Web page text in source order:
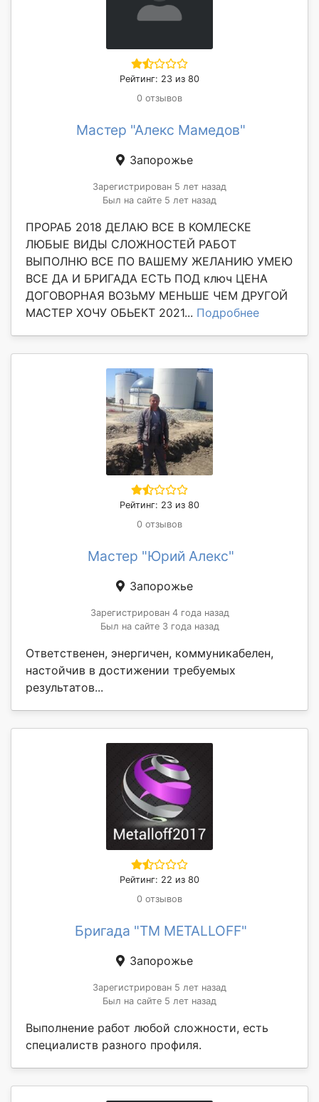
Рейтинг: 23 из 80
0 отзывов
Мастер "Алекс Мамедов"
Запорожье
Зарегистрирован 5 лет назад
Был на сайте 5 лет назад
ПРОРАБ 2018 ДЕЛАЮ ВСЕ В КОМЛЕСКЕ
ЛЮБЫЕ ВИДЫ СЛОЖНОСТЕЙ РАБОТ
ВЫПОЛНЮ ВСЕ ПО ВАШЕМУ ЖЕЛАНИЮ УМЕЮ
ВСЕ ДА И БРИГАДА ЕСТЬ ПОД ключ ЦЕНА
ДОГОВОРНАЯ ВОЗЬМУ МЕНЬШЕ ЧЕМ ДРУГОЙ
МАСТЕР ХОЧУ ОБЬЕКТ 2021... Подробнее
Рейтинг: 23 из 80
0 отзывов
Мастер "Юрий Алекс"
Запорожье
Зарегистрирован 4 года назад
Был на сайте 3 года назад
Ответственен, энергичен, коммуникабелен,
настойчив в достижении требуемых
результатов...
Рейтинг: 22 из 80
0 отзывов
Бригада "TM METALLOFF"
Запорожье
Зарегистрирован 5 лет назад
Был на сайте 5 лет назад
Выполнение работ любой сложности, есть
специалиств разного профиля.